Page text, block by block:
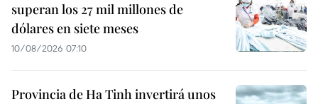
superan los 27 mil millones de
dólares en siete meses
10/08/2026 07:10
Provincia de Ha Tinh invertirá unos